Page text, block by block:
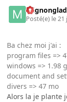
Posté(e) le 21
Ba chez moi j'ai :
program files =>
windows => 1.98
document and
divers => 47 mo
Alors la je plante